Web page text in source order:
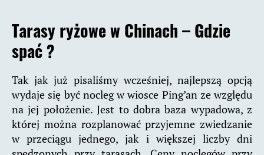
Tarasy ryżowe w Chinach – Gdzie
spać ?
Tak jak już pisaliśmy wcześniej, najlepszą opcją
wydaje się być nocleg w wiosce Ping’an ze względu
na jej położenie. Jest to dobra baza wypadowa, z
której można rozplanować przyjemne zwiedzanie
w przeciągu jednego, jak i większej liczby dni